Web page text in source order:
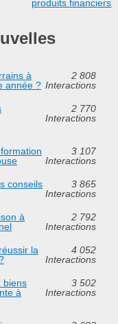
produits financiers
à
année ?
2 808
Interactions
2 770
Interactions
3 107
Interactions
conseils
3 865
Interactions
à
2 792
Interactions
la
4 052
Interactions
biens
à
3 502
Interactions